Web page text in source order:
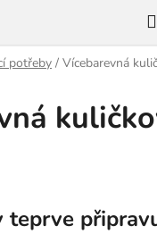
potřeby / Vícebarevná
teprve